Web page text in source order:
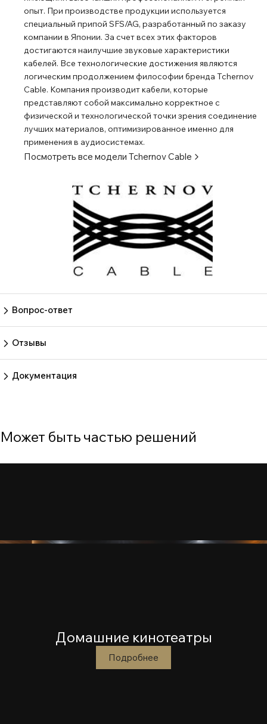
опыт. При производстве продукции используется
специальный припой SFS/AG, разработанный по заказу
компании в Японии. За счет всех этих факторов
достигаются наилучшие звуковые характеристики
кабелей. Все технологические достижения являются
логическим продолжением философии бренда Tchernov
Cable. Компания производит кабели, которые
представляют собой максимально корректное с
физической и технологической точки зрения соединение
лучших материалов, оптимизированное именно для
применения в аудиосистемах.
Посмотреть все модели Tchernov Cable
Вопрос-ответ
Отзывы
Документация
Может быть частью решений
Домашние кинотеатры
Подробнее